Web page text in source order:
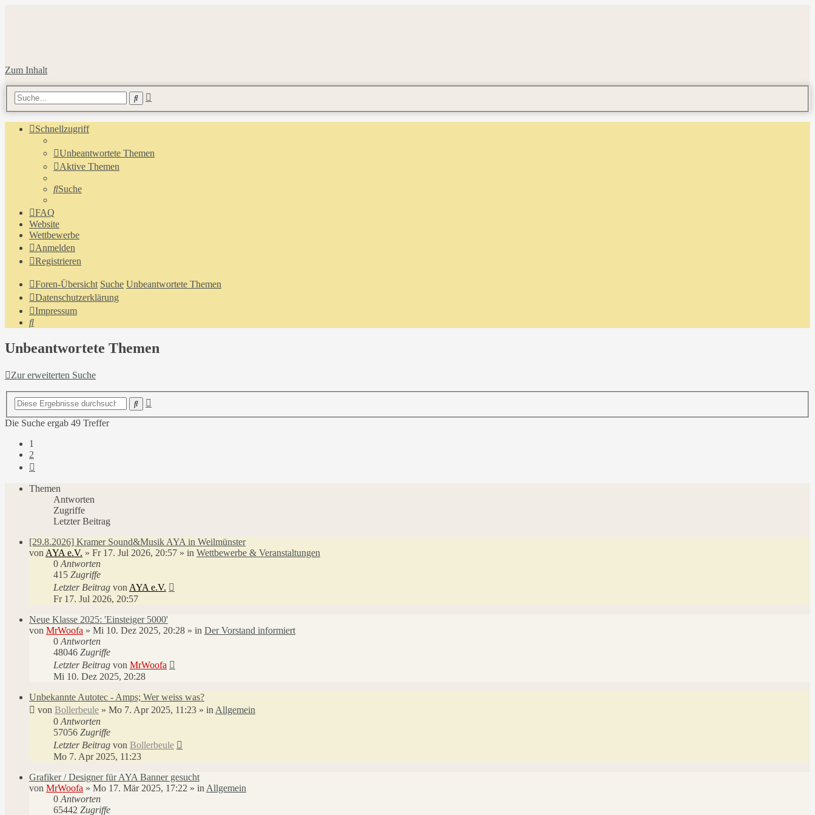
Zum Inhalt
Suche
Schnellzugriff
Unbeantwortete Themen
Aktive Themen
Suche
FAQ
Website
Wettbewerbe
Anmelden
Registrieren
Foren-Übersicht Suche Unbeantwortete Themen
Datenschutzerklärung
Impressum
Suche
Unbeantwortete Themen
Zur erweiterten Suche
Suche
Die Suche ergab 49 Treffer
1
2
Themen
Antworten
Zugriffe
Letzter Beitrag
[29.8.2026] Kramer Sound&Musik AYA in Weilmünster
von AYA e.V. » Fr 17. Jul 2026, 20:57 » in Wettbewerbe & Veranstaltungen
0 Antworten
415 Zugriffe
Letzter Beitrag von AYA e.V.
Fr 17. Jul 2026, 20:57
Neue Klasse 2025: 'Einsteiger 5000'
von MrWoofa » Mi 10. Dez 2025, 20:28 » in Der Vorstand informiert
0 Antworten
48046 Zugriffe
Letzter Beitrag von MrWoofa
Mi 10. Dez 2025, 20:28
Unbekannte Autotec - Amps; Wer weiss was?
von Bollerbeule » Mo 7. Apr 2025, 11:23 » in Allgemein
0 Antworten
57056 Zugriffe
Letzter Beitrag von Bollerbeule
Mo 7. Apr 2025, 11:23
Grafiker / Designer für AYA Banner gesucht
von MrWoofa » Mo 17. Mär 2025, 17:22 » in Allgemein
0 Antworten
65442 Zugriffe